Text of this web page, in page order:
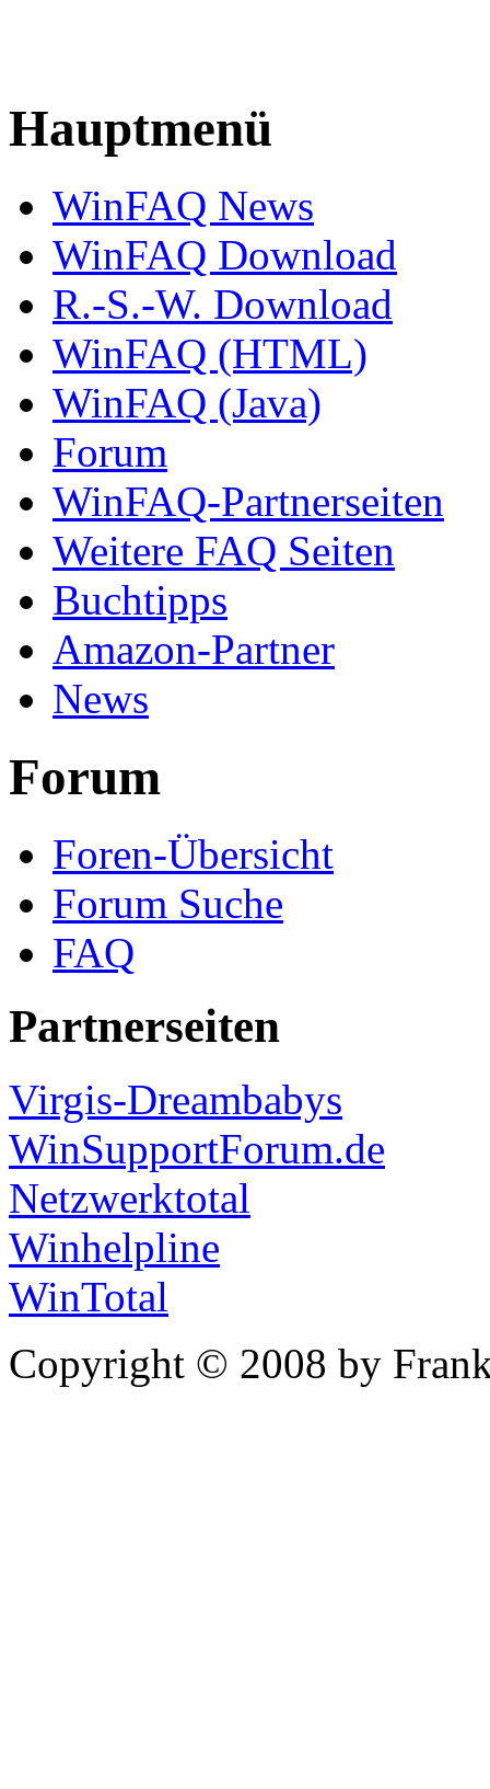
Hauptmenü
WinFAQ News
WinFAQ Download
R.-S.-W. Download
WinFAQ (HTML)
WinFAQ (Java)
Forum
WinFAQ-Partnerseiten
Weitere FAQ Seiten
Buchtipps
Amazon-Partner
News
Forum
Foren-Übersicht
Forum Suche
FAQ
Partnerseiten
Virgis-Dreambabys
WinSupportForum.de
Netzwerktotal
Winhelpline
WinTotal
Copyright © 2008 by